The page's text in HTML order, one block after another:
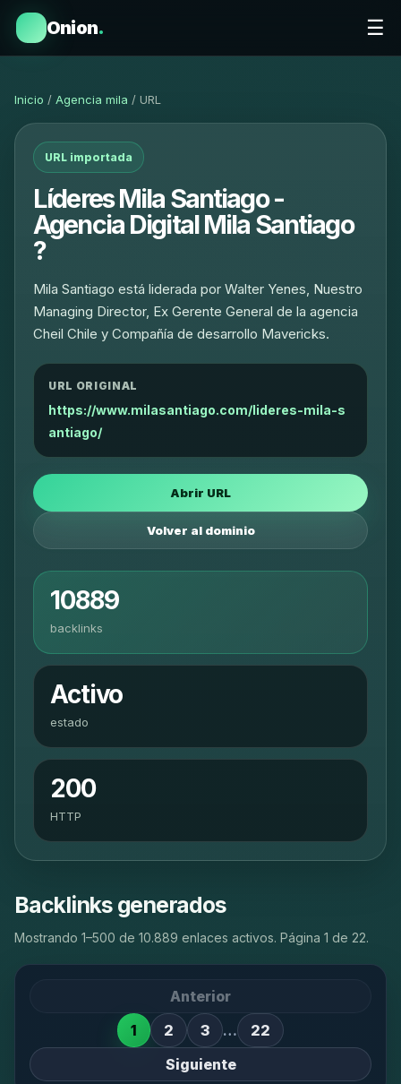
Onion. ☰
Inicio / Agencia mila / URL
URL importada
Líderes Mila Santiago -
Agencia Digital Mila Santiago
?
Mila Santiago está liderada por Walter Yenes, Nuestro
Managing Director, Ex Gerente General de la agencia
Cheil Chile y Compañía de desarrollo Mavericks.
URL ORIGINAL
https://www.milasantiago.com/lideres-mila-s
antiago/
Abrir URL
Volver al dominio
10889
backlinks
Activo
estado
200
HTTP
Backlinks generados
Mostrando 1–500 de 10.889 enlaces activos. Página 1 de 22.
Anterior
1
2 3 …
22
Siguiente